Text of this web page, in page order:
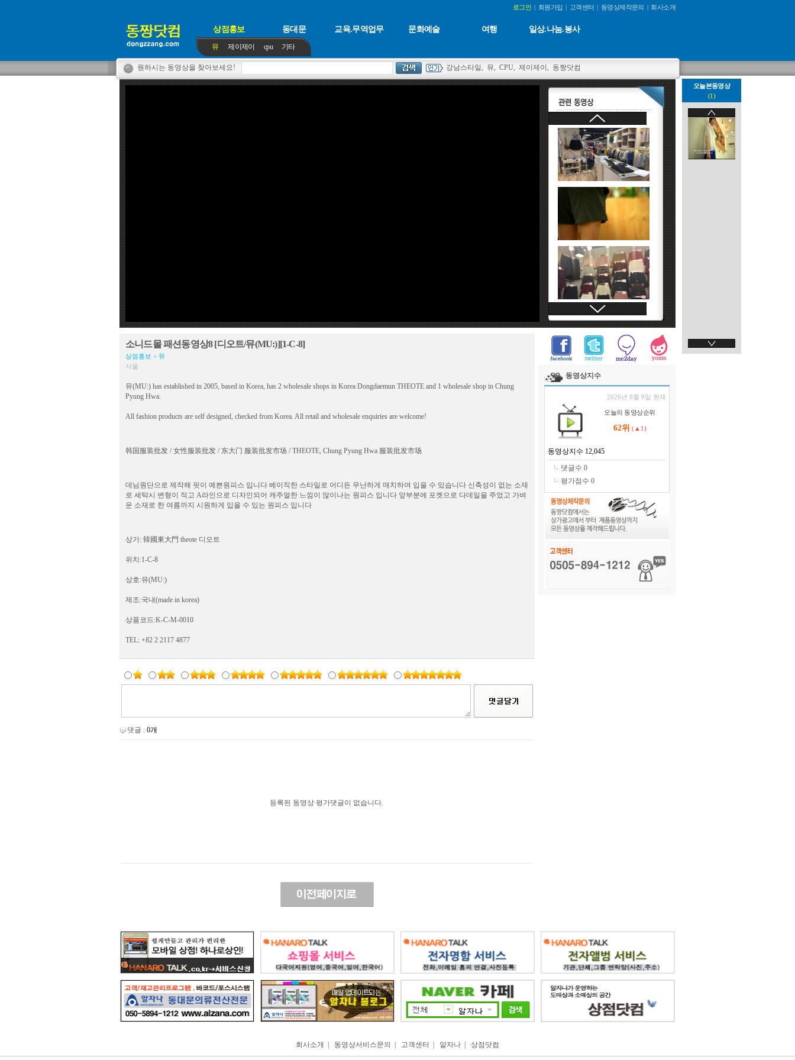
로그인 | 회원가입 | 고객센터 | 동영상제작문의 | 회사소개
상점홍보 동대문 교육.무역업무 문화예술 여행 일상.나눔.봉사
뮤 제이제이 cpu 기타
원하시는 동영상을 찾아보세요! 강남스타일 , 뮤, CPU, 제이제이 , 동짱닷컴
소니드몰 패션동영상8 [디오트/뮤(MU:)][1-C-8]
상점홍보 > 뮤
서울
뮤(MU:) has established in 2005, based in Korea, has 2 wholesale shops in Korea Dongdaemun THEOTE and 1 wholesale shop in Chung
Pyung Hwa.
All fashion products are self designed, checked from Korea. All retail and wholesale enquiries are welcome!
韩国服装批发 / 女性服装批发 / 东大门 服装批发市场 / THEOTE, Chung Pyung Hwa 服装批发市场
데님원단으로 제작해 핏이 예쁜원피스 입니다 베이직한 스타일로 어디든 무난하게 매치하여 입을 수 있습니다 신축성이 없는 소재
로 세탁시 변형이 적고 A라인으로 디자인되어 캐주얼한 느낌이 많이나는 원피스 입니다 앞부분에 포켓으로 다데일을 주었고 가벼
운 소재로 한 여름까지 시원하게 입을 수 있는 원피스 입니다
상가: 韓國東大門 theote 디오트
위치:1-C-8
상호:뮤(MU:)
제조:국내(made in korea)
상품코드:K-C-M-0010
TEL: +82 2 2117 4877
댓글 : 0개
등록된 동영상 평가댓글이 없습니다.
동영상지수
2026년 8월 9일 현재
오늘의 동영상순위
62위 (▲1)
동영상지수 12,045
댓글수 0
평가점수 0
오늘본동영상
(1)
회사소개 동영상서비스문의 고객센터 알자나 상점닷컴